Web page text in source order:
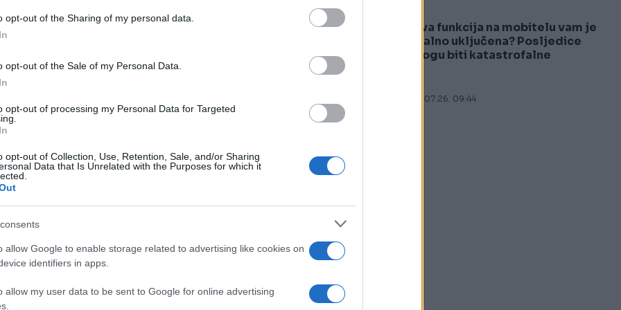
opt-out of the Sharing of my personal data.
opt-out of the Sale of my Personal Data.
opt-out of processing my Personal Data for Targeted
opt-out of Collection, Use, Retention, Sale, and/or Sharing
Data that Is Unrelated with the Purposes for which it
allow Google to enable storage related to advertising like cookies on
identifiers in apps.
allow my user data to be sent to Google for online advertising
on Instagram
Danas (@rtl_danas_)
je skoro 700.000 pregleda, a komentari
drugi smatraju da je riječ o čistom
a rado bi bili na njenom mjestu“, „Kad
na djelu“, „Zar niko ne vidi da se žena
Ova funkcija na mobitelu vam je
stalno uključena? Posljedice
mogu biti katastrofalne
25.07.26. 09:44